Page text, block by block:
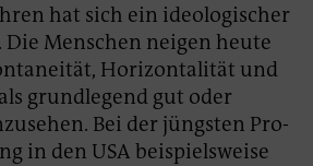
hat sich ein ideologischer
Die Menschen neigen heute
Horizontalität und
grundlegend gut oder
Bei der jüngsten Pro-
in den USA beispielsweise